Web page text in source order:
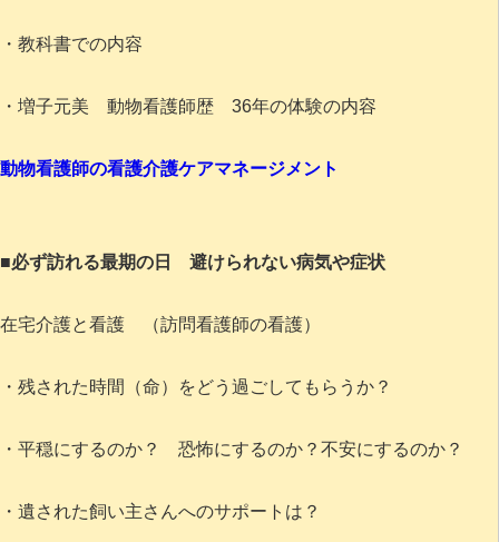
・教科書での内容
・増子元美 動物看護師歴 36年の体験の内容
動物看護師の看護介護ケアマネージメント
■必ず訪れる最期の日 避けられない病気や症状
在宅介護と看護 （訪問看護師の看護）
・残された時間（命）をどう過ごしてもらうか？
・平穏にするのか？ 恐怖にするのか？不安にするのか？
・遺された飼い主さんへのサポートは？